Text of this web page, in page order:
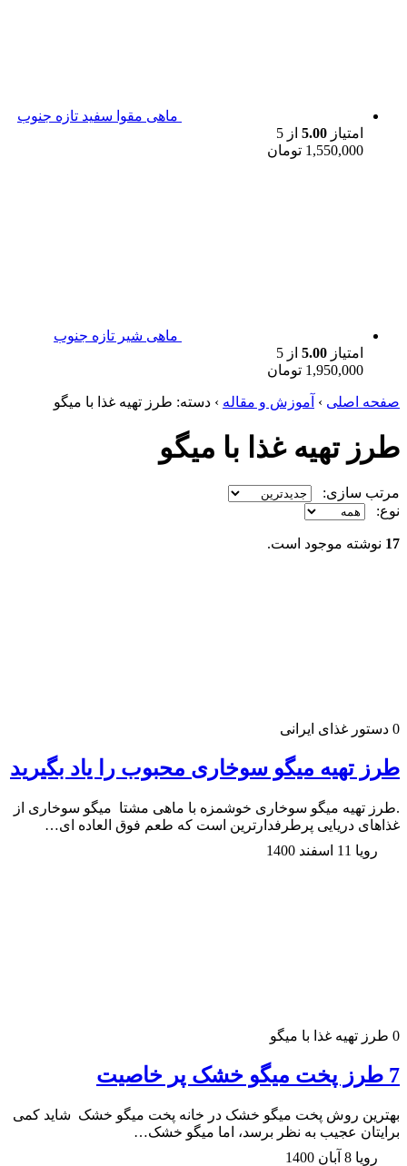
ماهی مقوا سفید تازه جنوب
امتیاز 5.00 از 5
1,550,000 تومان
ماهی شیر تازه جنوب
امتیاز 5.00 از 5
1,950,000 تومان
صفحه اصلی › آموزش و مقاله › دسته: طرز تهیه غذا با میگو
طرز تهیه غذا با میگو
مرتب سازی:
نوع:
17 نوشته موجود است.
0 دستور غذای ایرانی
طرز تهیه میگو سوخاری محبوب را یاد بگیرید
.طرز تهیه میگو سوخاری خوشمزه با ماهی مشتا میگو سوخاری از
غذا‌های دریایی پر‌طرفدارترین است که طعم فوق العاده ای…
رویا 11 اسفند 1400
0 طرز تهیه غذا با میگو
7 طرز پخت میگو خشک پر خاصیت
بهترین روش پخت میگو خشک در خانه پخت میگو خشک شاید کمی
برایتان عجیب به نظر برسد، اما میگو خشک…
رویا 8 آبان 1400